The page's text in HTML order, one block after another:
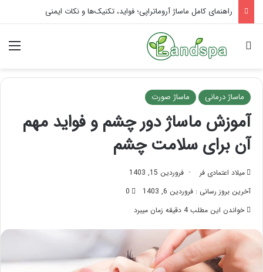
تاثیر ماساژ بر افسردگی؛ با ماساژ درمانی افسردگی را درمان کنید!
جستجو برای
ماساژ درمانی ماساژ صورت
آموزش ماساژ دور چشم و فواید مهم
آن برای سلامت چشم
میلاد اعتمادی فر
فروردین 15, 1403
آخرین بروز رسانی : فروردین 6, 1403
0
خواندن این مطلب 4 دقیقه زمان میبرد